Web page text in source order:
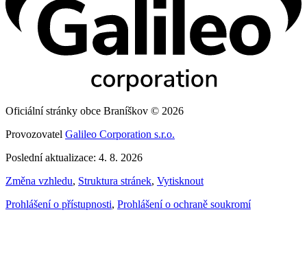
Oficiální stránky obce Braníškov © 2026
Provozovatel Galileo Corporation s.r.o.
Poslední aktualizace: 4. 8. 2026
Změna vzhledu, Struktura stránek, Vytisknout
Prohlášení o přístupnosti, Prohlášení o ochraně soukromí